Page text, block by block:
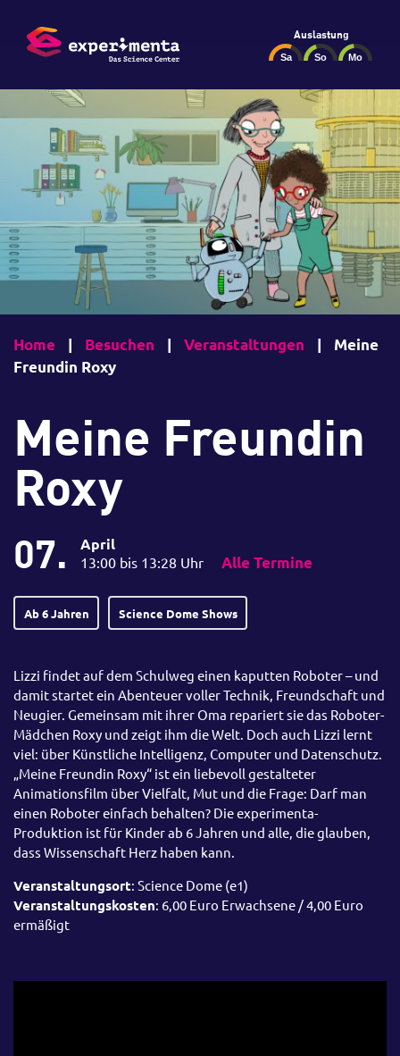
Auslastung
Home | Besuchen | Veranstaltungen |
Meine
Freundin Roxy
Meine Freundin
Roxy
07. April
13:00 bis 13:28 Uhr Alle Termine
Ab 6 Jahren Science Dome Shows
Lizzi findet auf dem Schulweg einen kaputten Roboter – und
damit startet ein Abenteuer voller Technik, Freundschaft und
Neugier. Gemeinsam mit ihrer Oma repariert sie das Roboter-
Mädchen Roxy und zeigt ihm die Welt. Doch auch Lizzi lernt
viel: über Künstliche Intelligenz, Computer und Datenschutz.
„Meine Freundin Roxy“ ist ein liebevoll gestalteter
Animationsfilm über Vielfalt, Mut und die Frage: Darf man
einen Roboter einfach behalten? Die experimenta-
Produktion ist für Kinder ab 6 Jahren und alle, die glauben,
dass Wissenschaft Herz haben kann.
Veranstaltungsort: Science Dome (e1)
Veranstaltungskosten: 6,00 Euro Erwachsene / 4,00 Euro
ermäßigt